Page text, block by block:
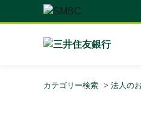
カテゴリー検索 > 法人の